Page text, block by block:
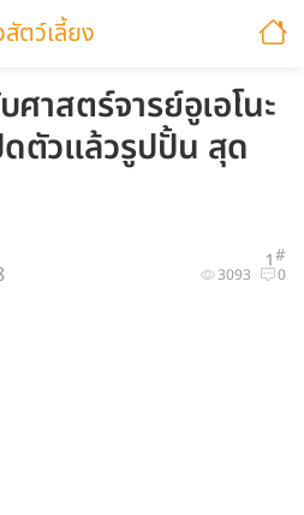
สัตว์เลี้ยง
าสตร์จารย์อูเอโนะ
ดตัวแล้วรูปปั้น สุด
1#
3093 0